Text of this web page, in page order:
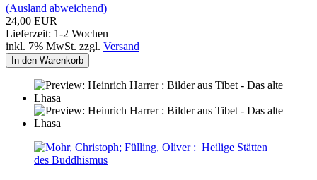
(Ausland abweichend)
24,00 EUR
Lieferzeit: 1-2 Wochen
inkl. 7% MwSt. zzgl. Versand
In den Warenkorb